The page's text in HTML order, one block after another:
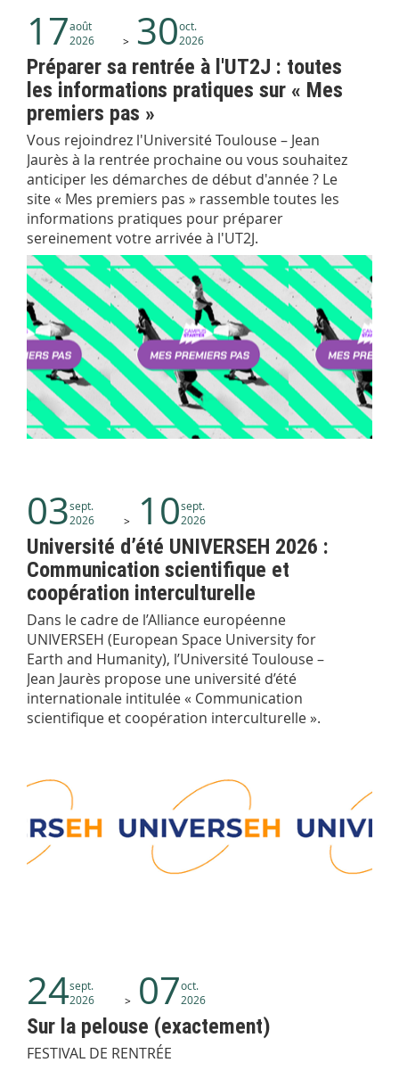
17août
2026
30oct.
2026
Préparer sa rentrée à l'UT2J : toutes
les informations pratiques sur « Mes
premiers pas »
Vous rejoindrez l'Université Toulouse – Jean
Jaurès à la rentrée prochaine ou vous souhaitez
anticiper les démarches de début d'année ? Le
site « Mes premiers pas » rassemble toutes les
informations pratiques pour préparer
sereinement votre arrivée à l'UT2J.
03sept.
2026
10sept.
2026
Université d’été UNIVERSEH 2026 :
Communication scientifique et
coopération interculturelle
Dans le cadre de l’Alliance européenne
UNIVERSEH (European Space University for
Earth and Humanity), l’Université Toulouse –
Jean Jaurès propose une université d’été
internationale intitulée « Communication
scientifique et coopération interculturelle ».
24sept.
2026
07oct.
2026
Sur la pelouse (exactement)
FESTIVAL DE RENTRÉE